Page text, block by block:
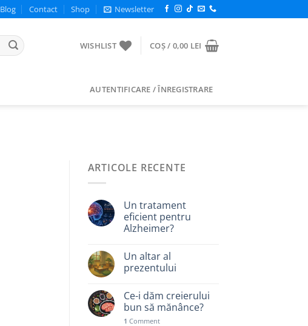
Blog Contact Shop Newsletter
WISHLIST COȘ / 0,00 LEI
AUTENTIFICARE / ÎNREGISTRARE
ARTICOLE RECENTE
Un tratament
eficient pentru
Alzheimer?
Un altar al
prezentului
Ce-i dăm creierului
bun să mănânce?
1 Comment